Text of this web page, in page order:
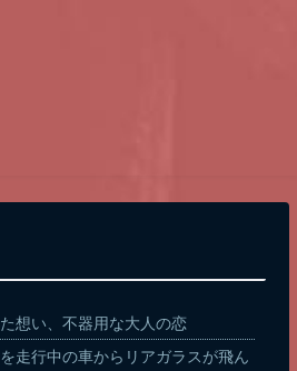
想い、不器用な大人の恋
を走行中の車からリアガラスが飛ん